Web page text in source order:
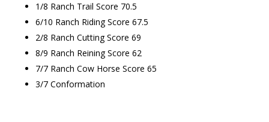
1/8 Ranch Trail Score 70.5
6/10 Ranch Riding Score 67.5
2/8 Ranch Cutting Score 69
8/9 Ranch Reining Score 62
7/7 Ranch Cow Horse Score 65
3/7 Conformation